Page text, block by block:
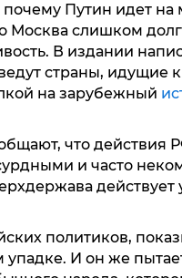
почему Путин идет
Москва слишком
В издании
страны, идущие
на зарубежный
что действия
и часто
действует
политиков,
И он же